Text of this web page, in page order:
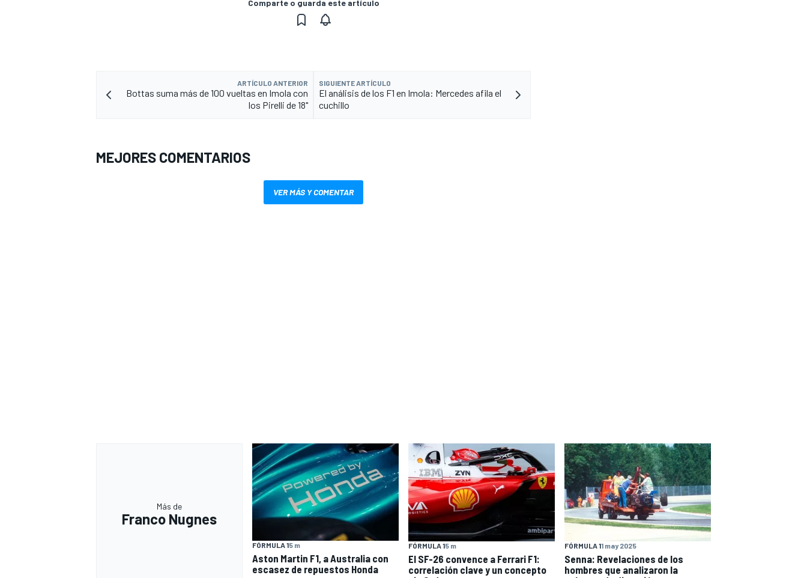
Comparte o guarda este artículo
ARTÍCULO ANTERIOR
Bottas suma más de 100 vueltas en Imola con
los Pirelli de 18"
SIGUIENTE ARTÍCULO
El análisis de los F1 en Imola: Mercedes afila el
cuchillo
MEJORES COMENTARIOS
VER MÁS Y COMENTAR
Más de
Franco Nugnes
FÓRMULA 15 m
Aston Martin F1, a Australia con
escasez de repuestos Honda
FÓRMULA 15 m
El SF-26 convence a Ferrari F1:
correlación clave y un concepto
FÓRMULA 11 may 2025
Senna: Revelaciones de los
hombres que analizaron la